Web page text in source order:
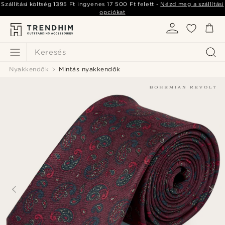
Keresés
Szállítási költség1395 Ft ingyenes 17 500 Ft felett - Nézd meg a szállítási
opciókat
Nyakkendők Mintás nyakkendők